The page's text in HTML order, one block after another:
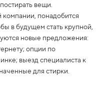
вещи.
понадобится
в будущем стать крупной,
новые предложения:
опции по
выезд специалиста к
для стирки.